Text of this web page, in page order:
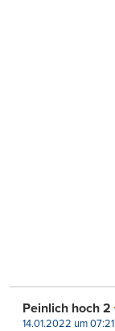
Peinlich hoch 2
14.01.2022 um 07:21